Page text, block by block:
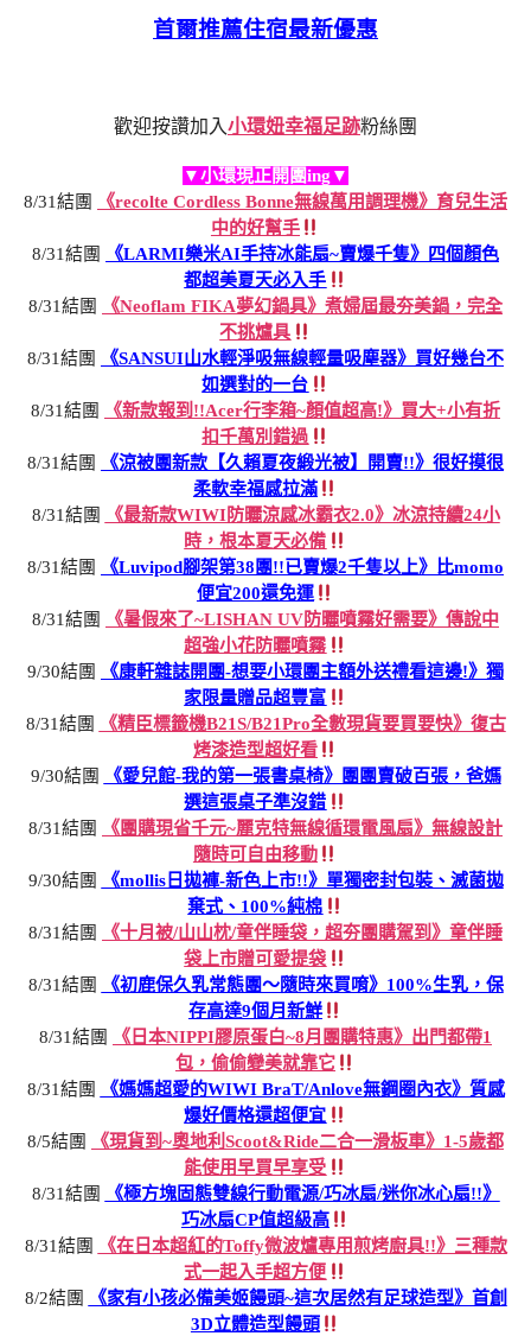
首爾推薦住宿最新優惠
歡迎按讚加入小環妞幸福足跡粉絲團
▼小環現正開團ing▼
8/31結團
《recolte Cordless Bonne無線萬用調理機》育兒生活
中的好幫手
8/31結團
《LARMI樂米AI手持冰能扇~賣爆千隻》四個顏色
都超美夏天必入手
8/31結團
《Neoflam FIKA夢幻鍋具》煮婦屆最夯美鍋，完全
不挑爐具
8/31結團
《SANSUI山水輕淨吸無線輕量吸塵器》買好幾台不
如選對的一台
8/31結團
《新款報到!!Acer行李箱~顏值超高!》買大+小有折
扣千萬別錯過
8/31結團
《涼被團新款【久賴夏夜緞光被】開賣!!》很好摸很
柔軟幸福感拉滿
8/31結團
《最新款WIWI防曬涼感冰霸衣2.0》冰涼持續24小
時，根本夏天必備
8/31結團
《Luvipod腳架第38團!!已賣爆2千隻以上》比momo
便宜200還免運
8/31結團
《暑假來了~LISHAN UV防曬噴霧好需要》傳說中
超強小花防曬噴霧
9/30結團
《康軒雜誌開團-想要小環團主額外送禮看這邊!》獨
家限量贈品超豐富
8/31結團
《精臣標籤機B21S/B21Pro全數現貨要買要快》復古
烤漆造型超好看
9/30結團
《愛兒館-我的第一張書桌椅》團團賣破百張，爸媽
選這張桌子準沒錯
8/31結團
《團購現省千元~麗克特無線循環電風扇》無線設計
隨時可自由移動
9/30結團
《mollis日拋褲-新色上市!!》單獨密封包裝、滅菌拋
棄式、100%純棉
8/31結團
《十月被/山山枕/童伴睡袋，超夯團購駕到》童伴睡
袋上市贈可愛提袋
8/31結團
《初鹿保久乳常態團～隨時來買唷》100%生乳，保
存高達9個月新鮮
8/31結團
《日本NIPPI膠原蛋白~8月團購特惠》出門都帶1
包，偷偷變美就靠它
8/31結團
《媽媽超愛的WIWI BraT/Anlove無鋼圈內衣》質感
爆好價格還超便宜
8/5結團
《現貨到~奧地利Scoot&Ride二合一滑板車》1-5歲都
能使用早買早享受
8/31結團
《極方塊固態雙線行動電源/巧冰扇/迷你冰心扇!!》
巧冰扇CP值超級高
8/31結團
《在日本超紅的Toffy微波爐專用煎烤廚具!!》三種款
式一起入手超方便
8/2結團
《家有小孩必備美姬饅頭~這次居然有足球造型》首創
3D立體造型饅頭